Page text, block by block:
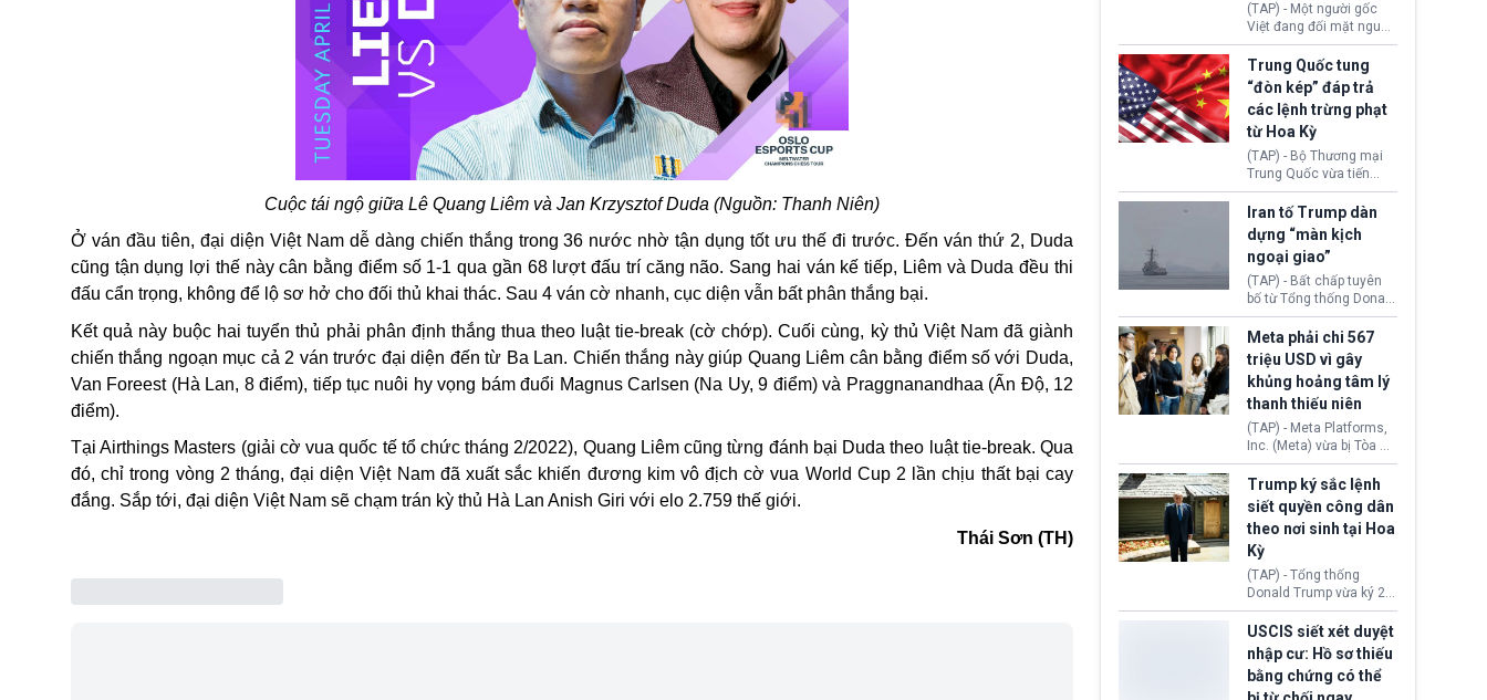
Cuộc tái ngộ giữa Lê Quang Liêm và Jan Krzysztof Duda (Nguồn: Thanh Niên)
Ở ván đầu tiên, đại diện Việt Nam dễ dàng chiến thắng trong 36 nước nhờ tận dụng tốt ưu thế đi trước. Đến ván thứ 2, Duda
cũng tận dụng lợi thế này cân bằng điểm số 1-1 qua gần 68 lượt đấu trí căng não. Sang hai ván kế tiếp, Liêm và Duda đều thi
đấu cẩn trọng, không để lộ sơ hở cho đối thủ khai thác. Sau 4 ván cờ nhanh, cục diện vẫn bất phân thắng bại.
Kết quả này buộc hai tuyển thủ phải phân định thắng thua theo luật tie-break (cờ chớp). Cuối cùng, kỳ thủ Việt Nam đã giành
chiến thắng ngoạn mục cả 2 ván trước đại diện đến từ Ba Lan. Chiến thắng này giúp Quang Liêm cân bằng điểm số với Duda,
Van Foreest (Hà Lan, 8 điểm), tiếp tục nuôi hy vọng bám đuổi Magnus Carlsen (Na Uy, 9 điểm) và Praggnanandhaa (Ấn Độ, 12
điểm).
Tại Airthings Masters (giải cờ vua quốc tế tổ chức tháng 2/2022), Quang Liêm cũng từng đánh bại Duda theo luật tie-break. Qua
đó, chỉ trong vòng 2 tháng, đại diệnViệt Namđã xuất sắc khiến đương kim vô địch cờ vua World Cup 2 lần chịu thất bại cay
đắng. Sắp tới, đại diện Việt Nam sẽ chạm trán kỳ thủ Hà Lan Anish Giri với elo 2.759 thế giới.
Thái Sơn (TH)
(TAP) - Một người gốc
Việt đang đối mặt nguy
cơ bị trục xuất khỏi Hoa
Kỳ sau khi đã chấp hành
xong bản án liên quan
đến tội ác từ hơn 30
năm trước tại California.
Trung Quốc tung
“đòn kép” đáp trả
các lệnh trừng phạt
từ Hoa Kỳ
(TAP) - Bộ Thương mại
Trung Quốc vừa tiến
hành áp đặt lệnh trừng
phạt lên hàng loạt thực
thể và siết chặt kiểm
soát xuất khẩu máy bay
không người lái (UAV)
sang Hoa Kỳ. Động thái
này nhằm đáp trả các
biện pháp hạn chế
thương mại, áp thuế mới
cùng lệnh cấm công
nghệ gần đây từ phía
Washington.
Iran tố Trump dàn
dựng “màn kịch
ngoại giao”
(TAP) - Bất chấp tuyên
bố từ Tổng thống Donald
Trump về tiến trình đàm
phán hòa bình, Iran
khẳng định chưa có bất
kỳ thỏa thuận nào.
Tehran cho rằng, Hoa Kỳ
chỉ đang dàn dựng “màn
kịch ngoại giao” để xoa
dịu căng thẳng.
Meta phải chi 567
triệu USD vì gây
khủng hoảng tâm lý
thanh thiếu niên
(TAP) - Meta Platforms,
Inc. (Meta) vừa bị Tòa án
bang New Mexico yêu
cầu đóng góp 567 triệu
USD vào một quỹ khắc
phục hậu quả. Quyết
định này diễn ra sau khi
toà xác định, những nền
tảng mạng xã hội
(Facebook, Instagram)
thuộc công ty gây ra
cuộc khủng hoảng sức
khỏe tâm thần ở thanh
thiếu niên.
Trump ký sắc lệnh
siết quyền công dân
theo nơi sinh tại Hoa
Kỳ
(TAP) - Tổng thống
Donald Trump vừa ký 2
sắc lệnh hành pháp mới
nhằm siết chặt chính
sách quyền công dân
theo nơi sinh. Động thái
diễn ra sau khi Tòa án
USCIS siết xét duyệt
nhập cư: Hồ sơ thiếu
bằng chứng có thể